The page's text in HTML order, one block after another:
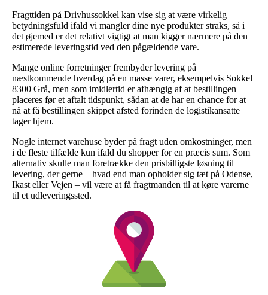
Fragttiden på Drivhussokkel kan vise sig at være virkelig
betydningsfuld ifald vi mangler dine nye produkter straks, så i
det øjemed er det relativt vigtigt at man kigger nærmere på den
estimerede leveringstid ved den pågældende vare.
Mange online forretninger frembyder levering på
næstkommende hverdag på en masse varer, eksempelvis Sokkel
8300 Grå, men som imidlertid er afhængig af at bestillingen
placeres før et aftalt tidspunkt, sådan at de har en chance for at
nå at få bestillingen skippet afsted forinden de logistikansatte
tager hjem.
Nogle internet varehuse byder på fragt uden omkostninger, men
i de fleste tilfælde kun ifald du shopper for en præcis sum. Som
alternativ skulle man foretrække den prisbilligste løsning til
levering, der gerne – hvad end man opholder sig tæt på Odense,
Ikast eller Vejen – vil være at få fragtmanden til at køre varerne
til et udleveringssted.